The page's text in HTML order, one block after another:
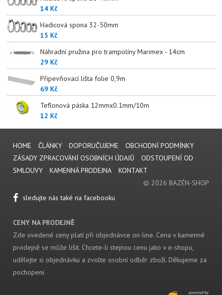
14 Kč
Hadicová spona 32-50mm
15 Kč
Náhradní pružina pro trampolíny Marimex - 14cm
29 Kč
Připevňovací lišta folie 0,9m
69 Kč
Teflonová páska 12mmx0.1mm/10m
12 Kč
HOME ČLÁNKY DOPORUČUJEME
OBCHODNÍ PODMÍNKY
ZÁSADY ZPRACOVÁNÍ OSOBNÍCH ÚDAJŮ
ODSTOUPENÍ OD
SMLOUVY
KAMENNÁ PRODEJNA
KONTAKT
© 2026 BAZÉN-SHOP
sledujte nás také na facebooku
CENY NA PRODEJNĚ
Zde uvedené ceny platí při objednávce on-line. Cena v kamenné
prodejně se může lišit. Chcete-li stejnou cenu jako v e-shopu,
udělejte si objednávku a zvolte osobní odběr zboží. Děkujeme za
pochopení.